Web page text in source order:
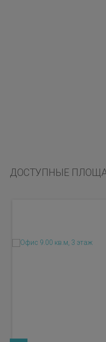
ДОСТУПНЫЕ